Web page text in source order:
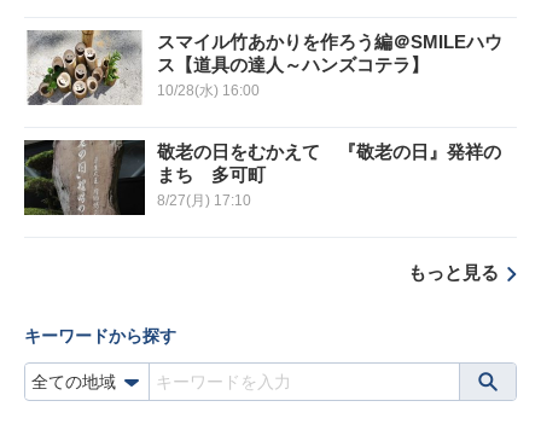
スマイル竹あかりを作ろう編＠SMILEハウ
ス【道具の達人～ハンズコテラ】
10/28(水) 16:00
敬老の日をむかえて 『敬老の日』発祥の
まち 多可町
8/27(月) 17:10
もっと見る
キーワードから探す